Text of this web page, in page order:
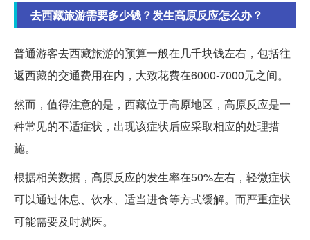
去西藏旅游需要多少钱？发生高原反应怎么办？
普通游客去西藏旅游的预算一般在几千块钱左右，包括往
返西藏的交通费用在内，大致花费在6000-7000元之间。
然而，值得注意的是，西藏位于高原地区，高原反应是一
种常见的不适症状，出现该症状后应采取相应的处理措
施。
根据相关数据，高原反应的发生率在50%左右，轻微症状
可以通过休息、饮水、适当进食等方式缓解。而严重症状
可能需要及时就医。